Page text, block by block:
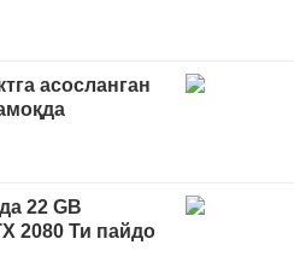
асосланган
22 GB
2080 Ти пайдо